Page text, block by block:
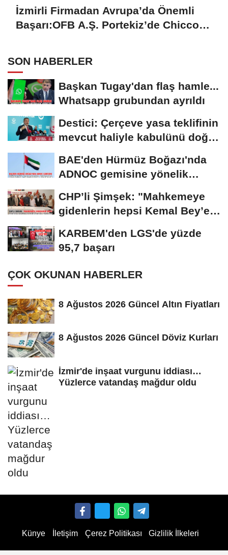
İzmirli Firmadan Avrupa’da Önemli
Başarı:OFB A.Ş. Portekiz’de Chicco
SON HABERLER
Başkan Tugay'dan flaş hamle...
Whatsapp grubundan ayrıldı
Destici: Çerçeve yasa teklifinin
mevcut haliyle kabulünü doğru
BAE'den Hürmüz Boğazı'nda
ADNOC gemisine yönelik
CHP’li Şimşek: "Mahkemeye
gidenlerin hepsi Kemal Bey’e
KARBEM'den LGS'de yüzde
95,7 başarı
ÇOK OKUNAN HABERLER
8 Ağustos 2026 Güncel Altın Fiyatları
8 Ağustos 2026 Güncel Döviz Kurları
İzmir'de inşaat vurgunu iddiası…
Yüzlerce vatandaş mağdur oldu
Künye İletişim Çerez Politikası Gizlilik İlkeleri